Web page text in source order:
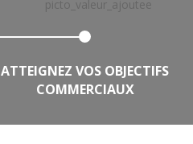
ATTEIGNEZ VOS OBJECTIFS
COMMERCIAUX